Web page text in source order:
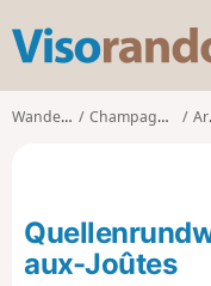
Wanderungen Champagne-Ardenne Ardennes
aux-Joûtes